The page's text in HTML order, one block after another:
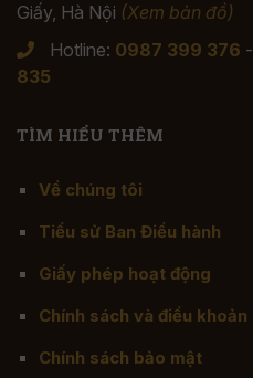
Giấy, Hà Nội (Xem bản đồ)
Hotline: 0987 399 376 -
835
TÌM HIỂU THÊM
Về chúng tôi
Tiểu sử Ban Điều hành
Giấy phép hoạt động
Chính sách và điều khoản
Chính sách bảo mật